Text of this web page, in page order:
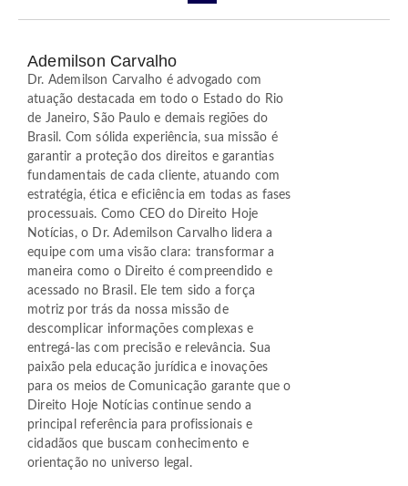
Ademilson Carvalho
Dr. Ademilson Carvalho é advogado com
atuação destacada em todo o Estado do Rio
de Janeiro, São Paulo e demais regiões do
Brasil. Com sólida experiência, sua missão é
garantir a proteção dos direitos e garantias
fundamentais de cada cliente, atuando com
estratégia, ética e eficiência em todas as fases
processuais. Como CEO do Direito Hoje
Notícias, o Dr. Ademilson Carvalho lidera a
equipe com uma visão clara: transformar a
maneira como o Direito é compreendido e
acessado no Brasil. Ele tem sido a força
motriz por trás da nossa missão de
descomplicar informações complexas e
entregá-las com precisão e relevância. Sua
paixão pela educação jurídica e inovações
para os meios de Comunicação garante que o
Direito Hoje Notícias continue sendo a
principal referência para profissionais e
cidadãos que buscam conhecimento e
orientação no universo legal.